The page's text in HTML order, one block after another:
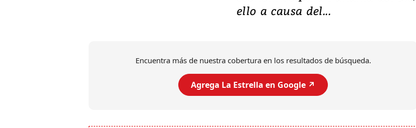
ello a causa del...
Encuentra más de nuestra cobertura en los resultados de búsqueda.
Agrega La Estrella en Google ↗️